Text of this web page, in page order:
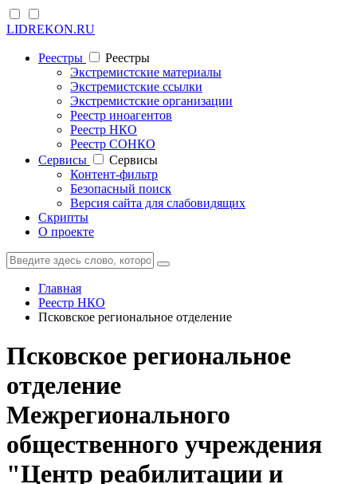
LIDREKON.RU
Реестры
Реестры
Экстремистские материалы
Экстремистские ссылки
Экстремистские организации
Реестр иноагентов
Реестр НКО
Реестр СОНКО
Cервисы
Cервисы
Контент-фильтр
Безопасный поиск
Версия сайта для слабовидящих
Скрипты
О проекте
Главная
Реестр НКО
Псковское региональное отделение
Псковское региональное
отделение
Межрегионального
общественного учреждения
"Центр реабилитации и